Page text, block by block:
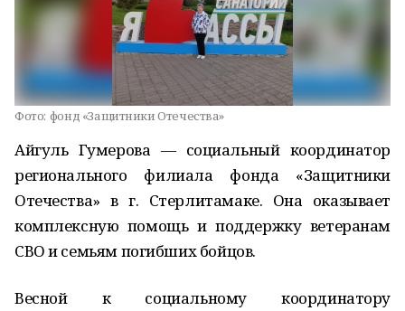
Фото: фонд «Защитники Отечества»
Айгуль Гумерова — социальный координатор
регионального филиала фонда «Защитники
Отечества» в г. Стерлитамаке. Она оказывает
комплексную помощь и поддержку ветеранам
СВО и семьям погибших бойцов.
Весной к социальному координатору